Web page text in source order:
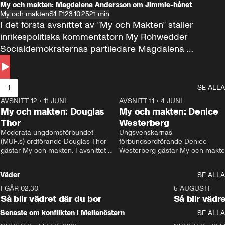
My och makten: Magdalena Andersson om Jimmie-hånet
My och maktenS1 E123.10.2521 min
I det första avsnittet av ”My och Makten” ställer
inrikespolitiska kommentatorn My Rohwedder
Socialdemokraternas partiledare Magdalena
Andersson till svars.
1
SE ALLA
AVSNITT 12 • 11 JUNI
My och makten: Douglas
Thor
Moderata ungdomsförbundet
(MUF:s) ordförande Douglas Thor
gästar My och makten. I avsnittet
AVSNITT 11 • 4 JUNI
My och makten: Denice
Westerberg
Ungsvenskarnas
förbundsordförande Denice
Westerberg gästar My och
Väder
SE ALLA
I GÅR 02:30
Så blir vädret där du bor
5 AUGUSTI
Så blir
Senaste om konflikten i Mellanöstern
SE ALLA